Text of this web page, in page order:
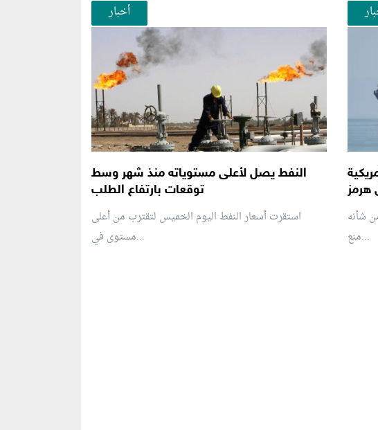
أخبار
النفط يصل لأعلى مستوياته منذ شهر وسط
توقعات بارتفاع الطلب
استقرت أسعار النفط اليوم الخميس لتقترب من أعلى
مستوى في...
هرمز
شأنه
منع...